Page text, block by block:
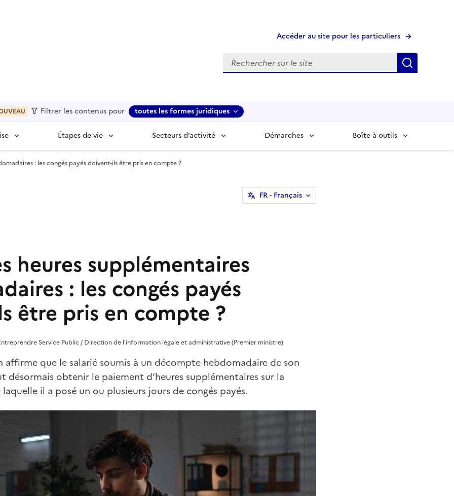
Accéder au site pour les particuliers
Recherche
Filtrer les contenus pour toutes les formes juridiques
Étapes de vie Secteurs d’activité Démarches Boîte à outils
: les congés payés doivent-ils être pris en compte ?
FR- Français
heures supplémentaires
: les congés payés
être pris en compte ?
Service Public / Direction de l'information légale et administrative (Premier ministre)
affirme que le salarié soumis à un décompte hebdomadaire de son
désormais obtenir le paiement d’heures supplémentaires sur la
il a posé un ou plusieurs jours de congés payés.